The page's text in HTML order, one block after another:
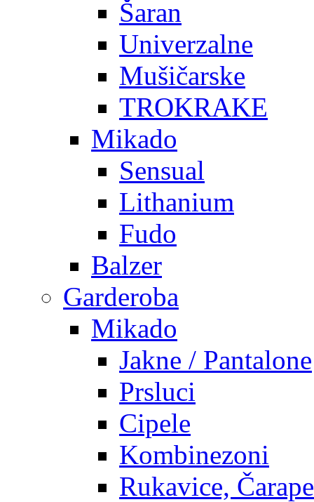
Šaran
Univerzalne
Mušičarske
TROKRAKE
Mikado
Sensual
Lithanium
Fudo
Balzer
Garderoba
Mikado
Jakne / Pantalone
Prsluci
Cipele
Kombinezoni
Rukavice, Čarape